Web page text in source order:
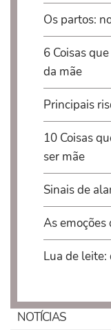
Os partos:
6 Coisas
da mãe
Principais
10 Coisas
ser mãe
Sinais de
As emoções
Lua de
NOTÍCIAS